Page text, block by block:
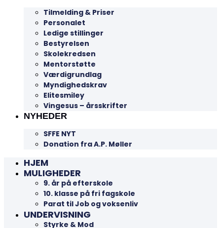
Tilmelding & Priser
Personalet
Ledige stillinger
Bestyrelsen
Skolekredsen
Mentorstøtte
Værdigrundlag
Myndighedskrav
Elitesmiley
Vingesus – årsskrifter
NYHEDER
SFFE NYT
Donation fra A.P. Møller
HJEM
MULIGHEDER
9. år på efterskole
10. klasse på fri fagskole
Parat til Job og voksenliv
UNDERVISNING
Styrke & Mod